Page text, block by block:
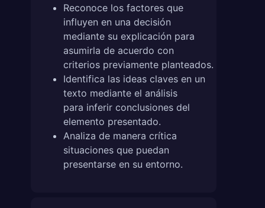
Reconoce los factores que
influyen en una decisión
mediante su explicación para
asumirla de acuerdo con
criterios previamente planteados.
Identifica las ideas claves en un
texto mediante el análisis
para inferir conclusiones del
elemento presentado.
Analiza de manera crítica
situaciones que puedan
presentarse en su entorno.